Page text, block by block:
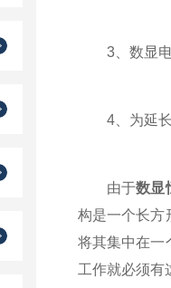
3、数显电
4、为延长
由于数显
构是一个长方
将其集中在一
工作就必须有